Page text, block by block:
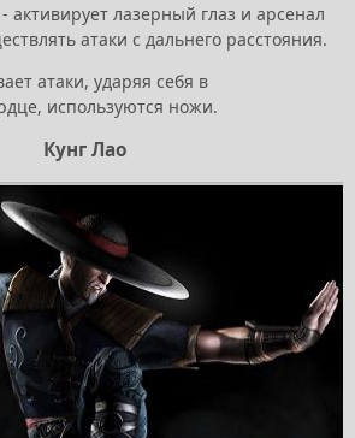
активирует лазерный глаз и арсенал
атаки с дальнего расстояния.
атаки, ударяя себя в
используются ножи.
Кунг Лао